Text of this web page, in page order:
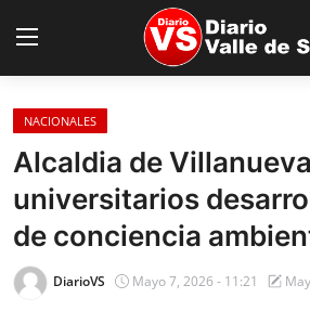
Inicio
Nacionales
Internacionales
Sucesos
NACIONALES
Alcaldia de
universitarios
de conciencia
DiarioVS Mayo 7, 2026 - 11:21